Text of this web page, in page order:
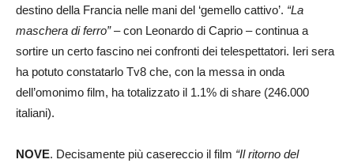
destino della Francia nelle mani del ‘gemello cattivo’. “La
maschera di ferro”– con Leonardo di Caprio – continua a
sortire un certo fascino nei confronti dei telespettatori. Ieri sera
ha potuto constatarlo Tv8 che, con la messa in onda
dell’omonimo film, ha totalizzato il 1.1% di share (246.000
italiani).
NOVE. Decisamente più casereccio il film “Il ritorno del